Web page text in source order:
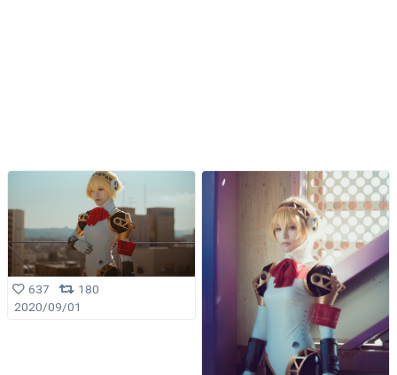
637
180
2020/09/01